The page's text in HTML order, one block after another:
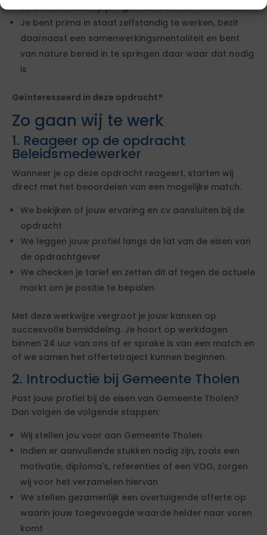
Je bent in staat op je eigen handelen te reflecteren
Je bent prima in staat zelfstandig te werken, bezit
daarnaast een samenwerkingsmentaliteit en bent
van nature bereid in te springen daar waar dat nodig
is
Geïnteresseerd in deze opdracht?
Zo gaan wij te werk
1. Reageer op de opdracht
Beleidsmedewerker
Wanneer je op deze opdracht reageert, starten wij
direct met het beoordelen van een mogelijke match.
We bekijken of jouw ervaring en cv aansluiten bij de
opdracht
We leggen jouw profiel langs de lat van de eisen van
de opdrachtgever
We checken je tarief en zetten dit af tegen de actuele
markt om je positie te bepalen
Met deze werkwijze vergroot je jouw kansen op
succesvolle bemiddeling. Je hoort op werkdagen
binnen 24 uur van ons of er sprake is van een match en
of we samen het offertetraject kunnen beginnen.
2. Introductie bij Gemeente Tholen
Past jouw profiel bij de eisen van Gemeente Tholen?
Dan volgen de volgende stappen:
Wij stellen jou voor aan Gemeente Tholen
Indien er aanvullende stukken nodig zijn, zoals een
motivatie, diploma's, referenties of een VOG, zorgen
wij voor het verzamelen hiervan
We stellen gezamenlijk een overtuigende offerte op
waarin jouw toegevoegde waarde helder naar voren
komt